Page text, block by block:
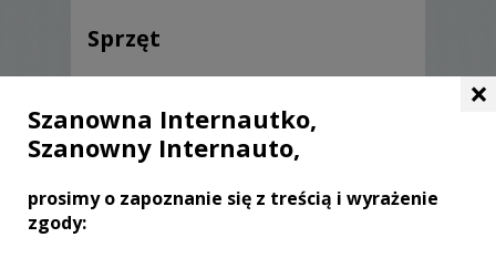
Sprzęt
stałoogniskowe, jasne obiektywy
×
Szanowna Internautko,
Szanowny Internauto,
prosimy o zapoznanie się z treścią i wyrażenie
zgody: